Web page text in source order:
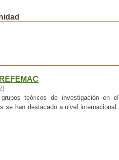
)
teóricos de investigación en
se han destacado a nivel